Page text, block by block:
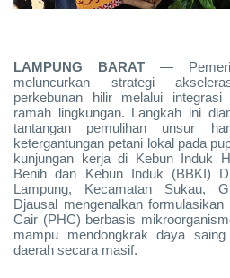
LAMPUNG BARAT —
meluncurkan strategi
perkebunan hilir melalui
ramah lingkungan. Langkah ini
tantangan pemulihan unsur
ketergantungan petani lokal pada
kunjungan kerja di Kebun Induk
Benih dan Kebun Induk (BBKI)
Lampung, Kecamatan Sukau,
Djausal mengenalkan
Cair (PHC) berbasis
mampu mendongkrak daya
daerah secara masif.